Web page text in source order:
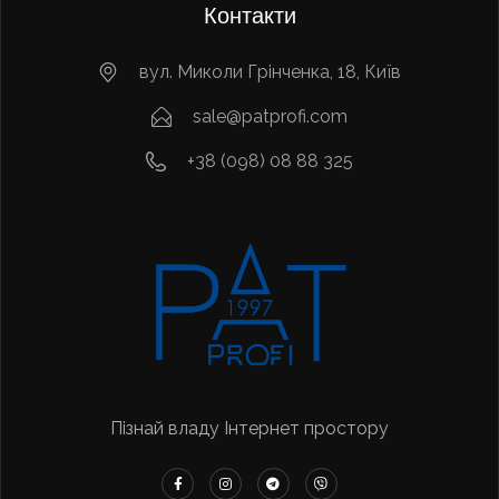
Контакти
вул. Миколи Грінченка, 18, Київ
sale@patprofi.com
+38 (098) 08 88 325
Пізнай владу Інтернет простору